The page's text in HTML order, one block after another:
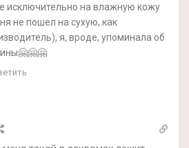
исключительно на влажную кожу
не пошел на сухую, как
я, вроде, упоминала об